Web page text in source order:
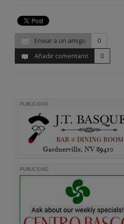
Enviar a un amigo
0
Añadir comentario
0
PUBLICIDAD
PUBLICIDAD